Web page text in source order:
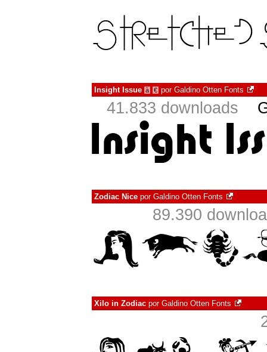
Insight Issue à € por Galdino Otten Fonts
41.833 downloads
Zodiac Nice por Galdino Otten Fonts
89.390
Xilo in Zodiac por Galdino Otten Fonts